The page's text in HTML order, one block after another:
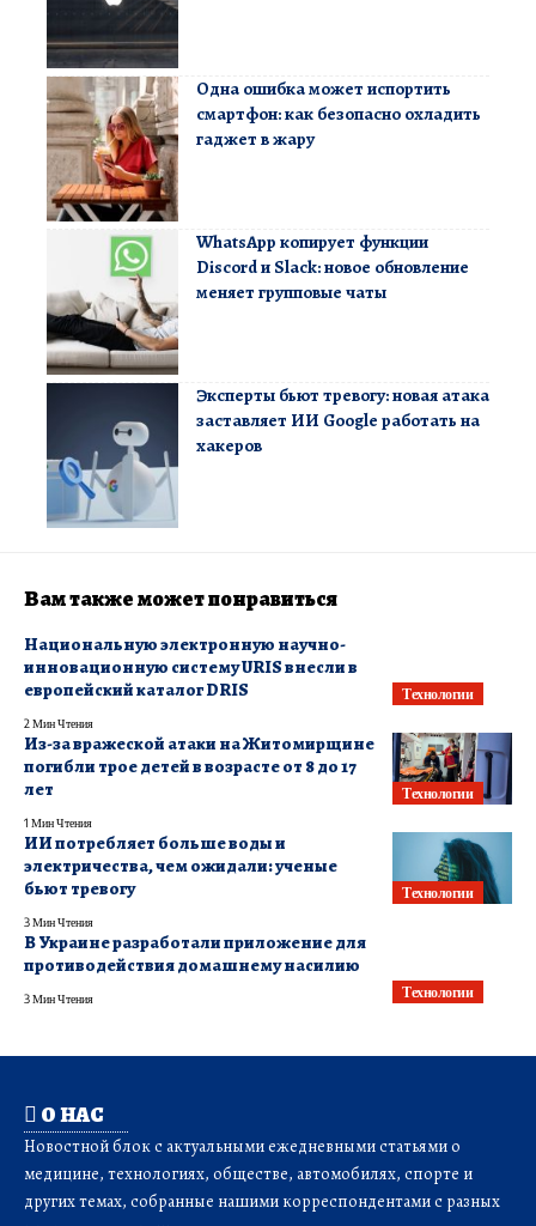
Одна ошибка может испортить
смартфон: как безопасно охладить
гаджет в жару
WhatsApp копирует функции
Discord и Slack: новое обновление
меняет групповые чаты
Эксперты бьют тревогу: новая атака
заставляет ИИ Google работать на
хакеров
Вам также может понравиться
Технологии
Национальную электронную научно-
инновационную систему URIS внесли в
европейский каталог DRIS
2 Мин Чтения
Технологии
Из-за вражеской атаки на Житомирщине
погибли трое детей в возрасте от 8 до 17
лет
1 Мин Чтения
Технологии
ИИ потребляет больше воды и
электричества, чем ожидали: ученые
бьют тревогу
3 Мин Чтения
Технологии
В Украине разработали приложение для
противодействия домашнему насилию
3 Мин Чтения
О НАС
Новостной блок с актуальными ежедневными статьями о
медицине, технологиях, обществе, автомобилях, спорте и
других темах, собранные нашими корреспондентами с разных